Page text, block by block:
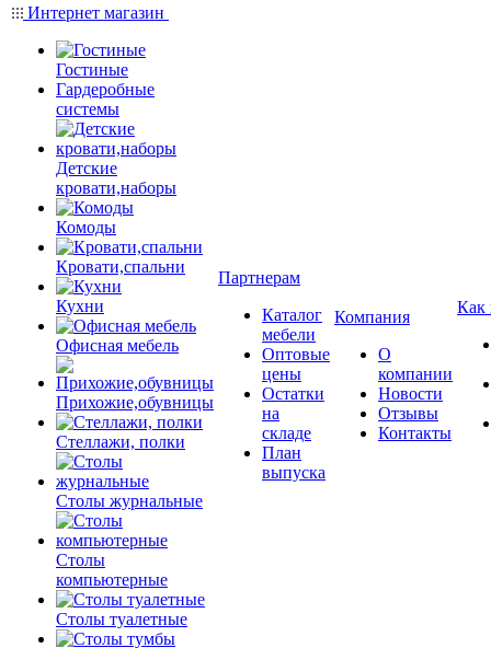
Интернет магазин
Гостиные
Гардеробные
системы
Детские
кровати,наборы
Комоды
Кровати,спальни
Кухни
Офисная мебель
Прихожие,обувницы
Стеллажи, полки
Столы журнальные
Столы
компьютерные
Столы туалетные
Партнерам
Каталог
мебели
Оптовые
цены
Остатки
на
складе
План
выпуска
Компания
О
компании
Новости
Отзывы
Контакты
Как